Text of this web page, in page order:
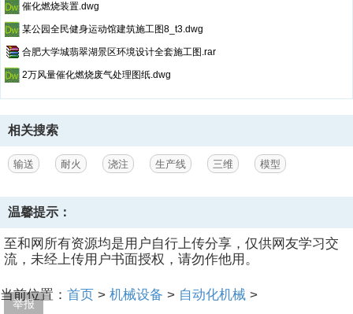
举报
催化燃烧装置.dwg
某公园全民健身运动馆建筑施工图8_t3.dwg
合肥大学城翡翠湖景区环境设计全套施工图.rar
2万风量催化燃烧废气处理图纸.dwg
相关搜索
输送 耐火 浇注 生产线 三维 模型
温馨提示：
至和网所有资源均是用户自行上传分享，仅供网友学习交
流，未经上传用户书面授权，请勿作他用。
当前位置： 首页 > 机械设备 > 自动化机械 >